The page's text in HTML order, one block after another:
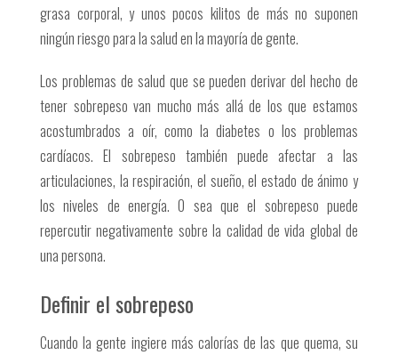
grasa corporal, y unos pocos kilitos de más no suponen
ningún riesgo para la salud en la mayoría de gente.
Los problemas de salud que se pueden derivar del hecho de
tener sobrepeso van mucho más allá de los que estamos
acostumbrados a oír, como la diabetes o los problemas
cardíacos. El sobrepeso también puede afectar a las
articulaciones, la respiración, el sueño, el estado de ánimo y
los niveles de energía. O sea que el sobrepeso puede
repercutir negativamente sobre la calidad de vida global de
una persona.
Definir el sobrepeso
Cuando la gente ingiere más calorías de las que quema, su